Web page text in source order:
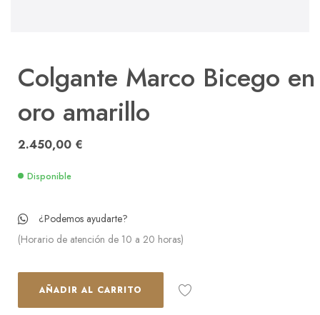
Colgante Marco Bicego en
oro amarillo
2.450,00 €
Disponible
¿Podemos ayudarte?
(Horario de atención de 10 a 20 horas)
AÑADIR AL CARRITO